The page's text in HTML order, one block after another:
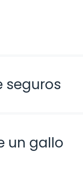
seguros
un gallo